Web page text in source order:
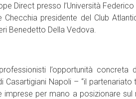
Direct presso l’Università
Checchia presidente del Club
Benedetto Della Vedova.
l’opportunità
Casartigiani Napoli – “il
imprese per mano a posizionare